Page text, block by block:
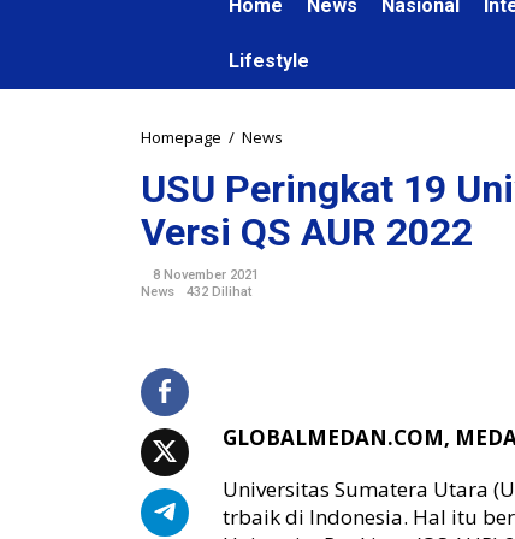
Home News Nasional
Lifestyle
Homepage / News
U
P
e
1
9
n
i
USU Peringkat 19
Versi QS AUR 2022
8 November 2021
News
432 Dilihat
GLOBALMEDAN.COM,
Universitas Sumatera Utara
trbaik di Indonesia. Hal itu